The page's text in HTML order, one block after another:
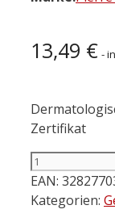
13,49 € -
Zertifikat
A-
DERMA
Biology
EAN:
Kategorien: